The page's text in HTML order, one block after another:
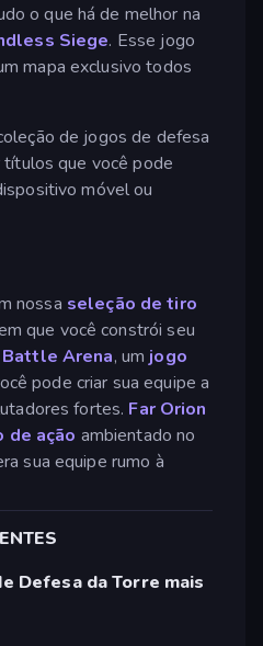
o que há de melhor na
Siege. Esse jogo
mapa exclusivo todos
de jogos de defesa
que você pode
móvel ou
nossa seleção de tiro
que você constrói seu
Battle Arena, um jogo
pode criar sua equipe a
fortes. Far Orion
de ação ambientado no
sua equipe rumo à
Defesa da Torre mais